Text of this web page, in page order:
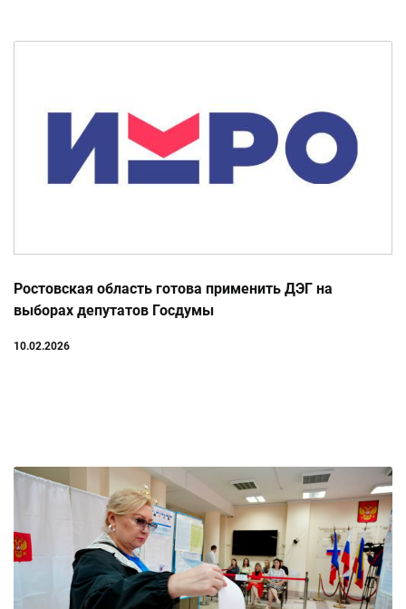
Ростовская область готова применить ДЭГ на
выборах депутатов Госдумы
10.02.2026